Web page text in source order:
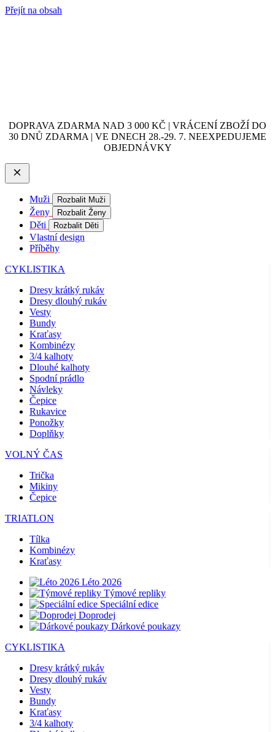
Přejít na obsah
DOPRAVA ZDARMA NAD 3 000 KČ | VRÁCENÍ ZBOŽÍ DO
30 DNŮ ZDARMA | VE DNECH 28.-29. 7. NEEXPEDUJEME
OBJEDNÁVKY
Muži Rozbalit Muži
Ženy Rozbalit Ženy
Děti Rozbalit Děti
Vlastní design
Příběhy
CYKLISTIKA
Dresy krátký rukáv
Dresy dlouhý rukáv
Vesty
Bundy
Kraťasy
Kombinézy
3/4 kalhoty
Dlouhé kalhoty
Spodní prádlo
Návleky
Čepice
Rukavice
Ponožky
Doplňky
VOLNÝ ČAS
Trička
Mikiny
Čepice
TRIATLON
Tílka
Kombinézy
Kraťasy
Léto 2026
Týmové repliky
Speciální edice
Doprodej
Dárkové poukazy
CYKLISTIKA
Dresy krátký rukáv
Dresy dlouhý rukáv
Vesty
Bundy
Kraťasy
3/4 kalhoty